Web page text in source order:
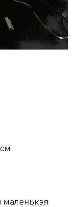
маленькая